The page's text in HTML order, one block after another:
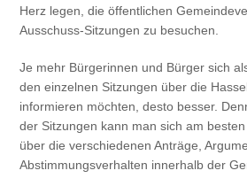
Herz legen, die öffentlichen
Ausschuss-Sitzungen zu besuchen.
Je mehr Bürgerinnen und Bürger sich
den einzelnen Sitzungen über die
informieren möchten, desto besser.
der Sitzungen kann man sich am
über die verschiedenen Anträge,
Abstimmungsverhalten innerhalb der